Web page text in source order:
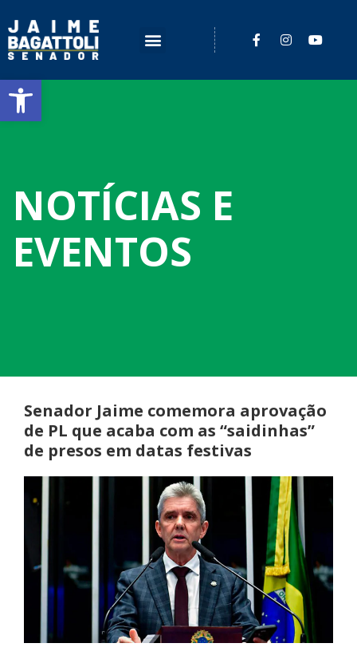
Barra de Ferramentas Aberta
NOTÍCIAS E
EVENTOS
Senador Jaime comemora aprovação
de PL que acaba com as “saidinhas”
de presos em datas festivas